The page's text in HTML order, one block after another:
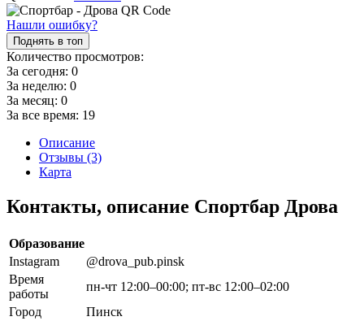
Нашли ошибку?
Поднять в топ
Количество просмотров:
За сегодня: 0
За неделю: 0
За месяц: 0
За все время: 19
Описание
Отзывы (3)
Карта
Контакты, описание Спортбар Дрова
Образование
Instagram
@drova_pub.pinsk
Время
работы
пн-чт 12:00–00:00; пт-вс 12:00–02:00
Город
Пинск